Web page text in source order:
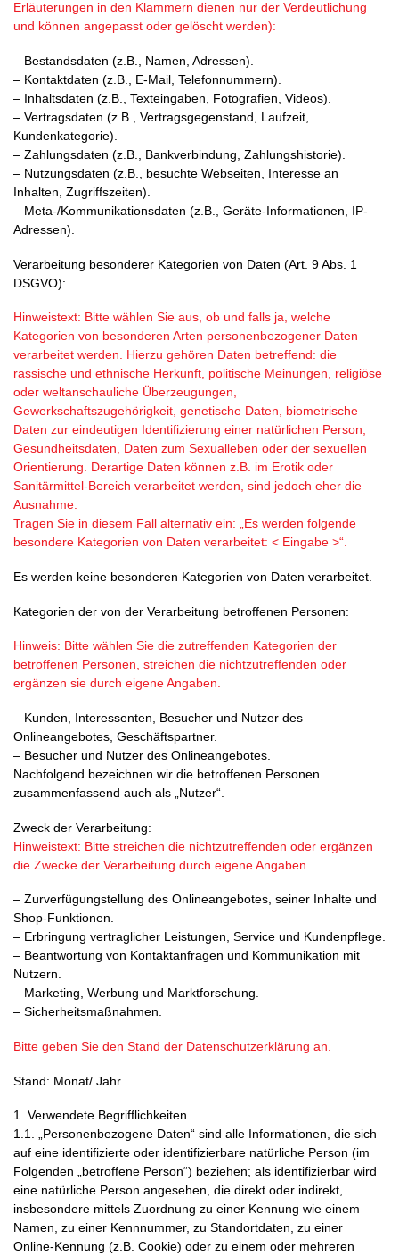
Erläuterungen in den Klammern dienen nur der Verdeutlichung
und können angepasst oder gelöscht werden):
– Bestandsdaten (z.B., Namen, Adressen).
– Kontaktdaten (z.B., E-Mail, Telefonnummern).
– Inhaltsdaten (z.B., Texteingaben, Fotografien, Videos).
– Vertragsdaten (z.B., Vertragsgegenstand, Laufzeit,
Kundenkategorie).
– Zahlungsdaten (z.B., Bankverbindung, Zahlungshistorie).
– Nutzungsdaten (z.B., besuchte Webseiten, Interesse an
Inhalten, Zugriffszeiten).
– Meta-/Kommunikationsdaten (z.B., Geräte-Informationen, IP-
Adressen).
Verarbeitung besonderer Kategorien von Daten (Art. 9 Abs. 1
DSGVO):
Hinweistext: Bitte wählen Sie aus, ob und falls ja, welche
Kategorien von besonderen Arten personenbezogener Daten
verarbeitet werden. Hierzu gehören Daten betreffend: die
rassische und ethnische Herkunft, politische Meinungen, religiöse
oder weltanschauliche Überzeugungen,
Gewerkschaftszugehörigkeit, genetische Daten, biometrische
Daten zur eindeutigen Identifizierung einer natürlichen Person,
Gesundheitsdaten, Daten zum Sexualleben oder der sexuellen
Orientierung. Derartige Daten können z.B. im Erotik oder
Sanitärmittel-Bereich verarbeitet werden, sind jedoch eher die
Ausnahme.
Tragen Sie in diesem Fall alternativ ein: „Es werden folgende
besondere Kategorien von Daten verarbeitet: < Eingabe >“.
Es werden keine besonderen Kategorien von Daten verarbeitet.
Kategorien der von der Verarbeitung betroffenen Personen:
Hinweis: Bitte wählen Sie die zutreffenden Kategorien der
betroffenen Personen, streichen die nichtzutreffenden oder
ergänzen sie durch eigene Angaben.
– Kunden, Interessenten, Besucher und Nutzer des
Onlineangebotes, Geschäftspartner.
– Besucher und Nutzer des Onlineangebotes.
Nachfolgend bezeichnen wir die betroffenen Personen
zusammenfassend auch als „Nutzer“.
Zweck der Verarbeitung:
Hinweistext: Bitte streichen die nichtzutreffenden oder ergänzen
die Zwecke der Verarbeitung durch eigene Angaben.
– Zurverfügungstellung des Onlineangebotes, seiner Inhalte und
Shop-Funktionen.
– Erbringung vertraglicher Leistungen, Service und Kundenpflege.
– Beantwortung von Kontaktanfragen und Kommunikation mit
Nutzern.
– Marketing, Werbung und Marktforschung.
– Sicherheitsmaßnahmen.
Bitte geben Sie den Stand der Datenschutzerklärung an.
Stand: Monat/ Jahr
1. Verwendete Begrifflichkeiten
1.1. „Personenbezogene Daten“ sind alle Informationen, die sich
auf eine identifizierte oder identifizierbare natürliche Person (im
Folgenden „betroffene Person“) beziehen; als identifizierbar wird
eine natürliche Person angesehen, die direkt oder indirekt,
insbesondere mittels Zuordnung zu einer Kennung wie einem
Namen, zu einer Kennnummer, zu Standortdaten, zu einer
Online-Kennung (z.B. Cookie) oder zu einem oder mehreren